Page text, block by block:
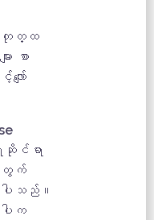
တုတ္ထ
ား စာ
ော်
ဆိုင်ရာ
တွက်
ပါသည်။
ါက